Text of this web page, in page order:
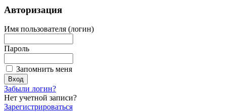
Авторизация
Имя пользователя (логин)
Пароль
Запомнить меня
Забыли логин?
Нет учетной записи?
Зарегистрироваться